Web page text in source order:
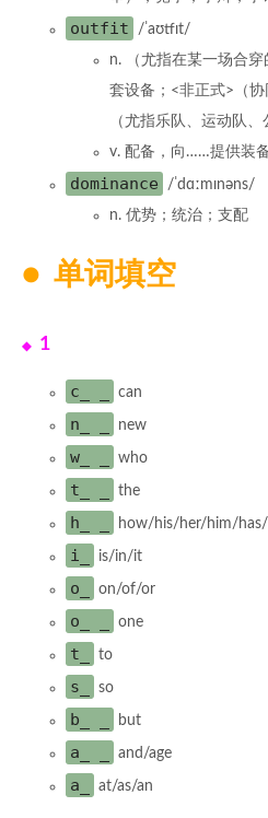
outfit
/ˈaʊtfɪt/
n. （尤指在某一场合
套设备；<非正式>（
（尤指乐队、运动队、
v. 配备，向……提供装
dominance
/ˈdɑːmɪnəns/
n. 优势；统治；支配
单词填空
1
c_ _ can
n_ _ new
w_ _ who
t_ _ the
h_ _ how/his/her/him/has/
i_ is/in/it
o_ on/of/or
o_ _ one
t_ to
s_ so
b_ _ but
a_ _ and/age
a_ at/as/an